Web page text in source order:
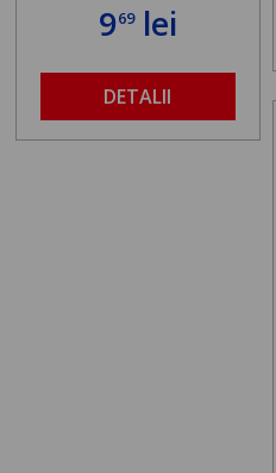
969lei
DETALII